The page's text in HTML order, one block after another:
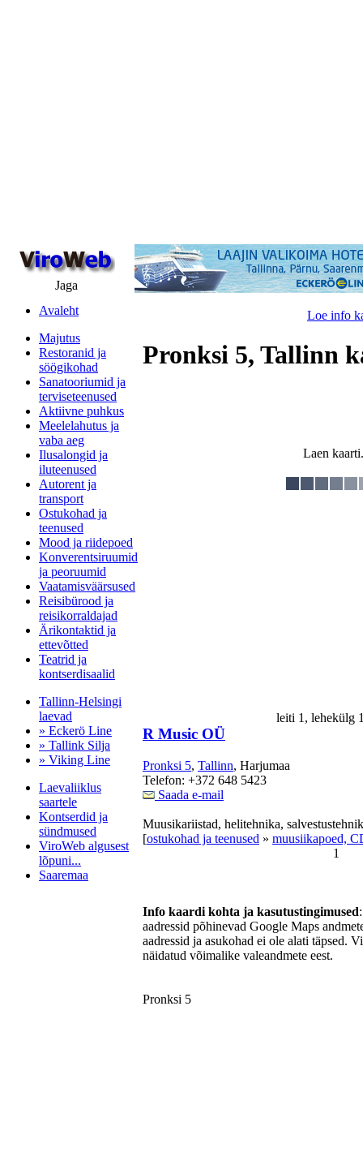
Jaga
Avaleht
Majutus
Restoranid ja
söögikohad
Sanatooriumid ja
terviseteenused
Aktiivne puhkus
Meelelahutus ja
vaba aeg
Ilusalongid ja
iluteenused
Autorent ja
transport
Ostukohad ja
teenused
Mood ja riidepoed
Konverentsiruumid
ja peoruumid
Vaatamisväärsused
Reisibürood ja
reisikorraldajad
Ärikontaktid ja
ettevõtted
Teatrid ja
kontserdisaalid
Tallinn-Helsingi
laevad
» Eckerö Line
» Tallink Silja
» Viking Line
Laevaliiklus
saartele
Kontserdid ja
sündmused
ViroWeb algusest
lõpuni...
Saaremaa
Loe info
Pronksi 5, Tallinn
Laen
leiti 1,
R Music OÜ
Pronksi 5, Tallinn, Harjumaa
Telefon: +372 648 5423
Saada e-mail
Muusikariistad, helitehnika,
[ostukohad ja teenused » muusiikapoed,
1
Info kaardi kohta ja kasutustingimused
aadressid põhinevad Google Maps
aadressid ja asukohad ei ole alati täpsed.
näidatud võimalike valeandmete eest.
Pronksi 5